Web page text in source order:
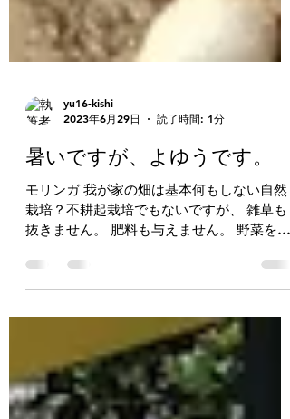
yu16-kishi
2023年6月29日
読了時間: 1分
暑いですが、よゆうです。
モリンガ 我が家の畑は基本何もしない自然
抜きません。 肥料も与えません。 野菜を育
てる知識もありませんが、 自然豊かなニウ
エで生活していたので、 手を加えなくても
植物は育つ！ 手を加えるから肥料が必要に
なるんじゃないかな？...